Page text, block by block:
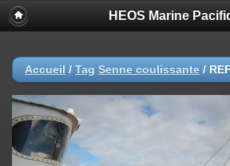
HEOS Marine
Accueil / Tag Senne coulissante /